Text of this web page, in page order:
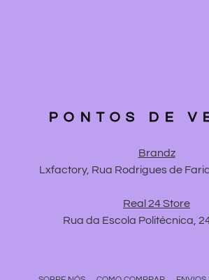
PONTOS DE
Brandz
Lxfactory, Rua Rodrigues de
Real 24 Store
Rua da Escola Politécnica,